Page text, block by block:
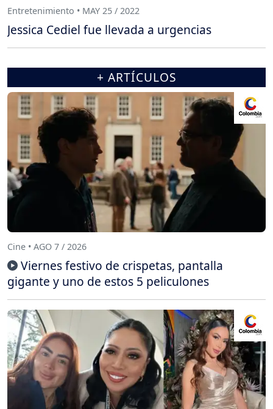
Entretenimiento • MAY 25 / 2022
Jessica Cediel fue llevada a urgencias
+ ARTÍCULOS
Cine • AGO 7 / 2026
Viernes festivo de crispetas, pantalla
gigante y uno de estos 5 peliculones